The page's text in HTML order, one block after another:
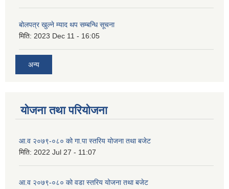
बोलपत्र खुल्ने म्याद थप सम्बन्धि सूचना
मिति: 2023 Dec 11 - 16:05
अन्य
योजना तथा परियोजना
आ.व २०७९-०८० को गा.पा स्तरिय योजना तथा बजेट
मिति: 2022 Jul 27 - 11:07
आ.व २०७९-०८० को वडा स्तरिय योजना तथा बजेट